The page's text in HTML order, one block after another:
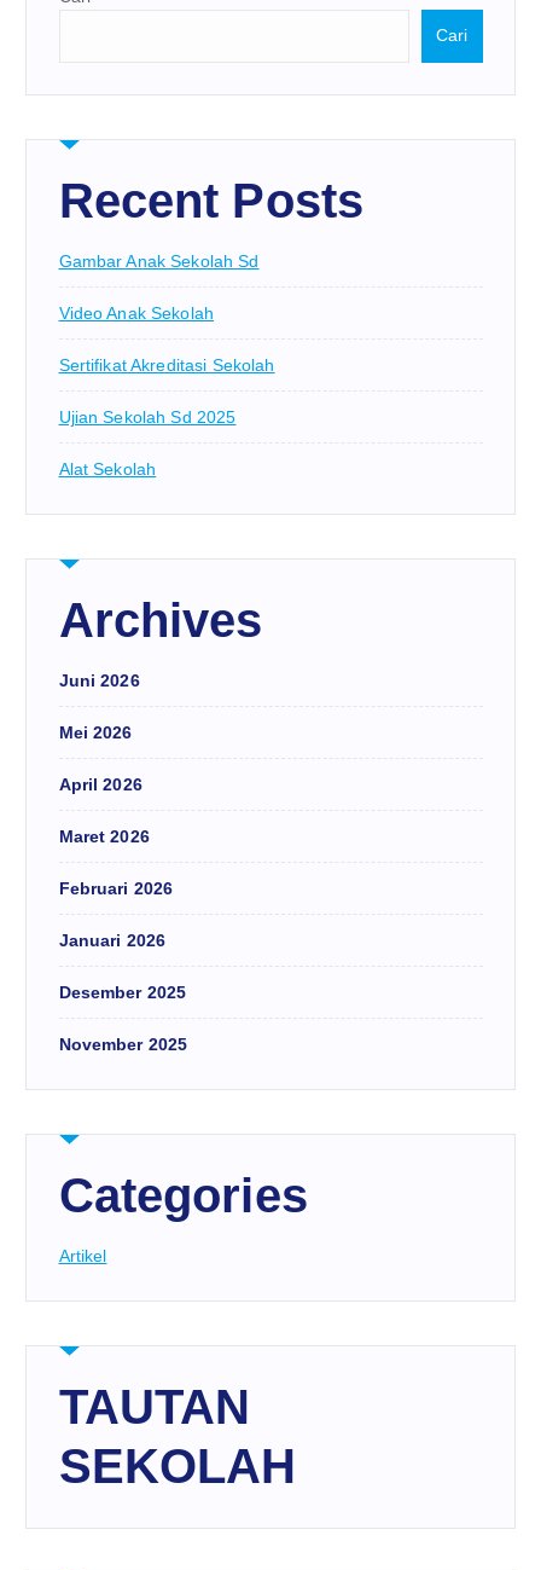
Cari
Recent Posts
Gambar Anak Sekolah Sd
Video Anak Sekolah
Sertifikat Akreditasi Sekolah
Ujian Sekolah Sd 2025
Alat Sekolah
Archives
Juni 2026
Mei 2026
April 2026
Maret 2026
Februari 2026
Januari 2026
Desember 2025
November 2025
Categories
Artikel
TAUTAN
SEKOLAH